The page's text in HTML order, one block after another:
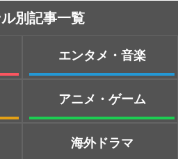
別記事一覧
エンタメ・音楽
アニメ・ゲーム
海外ドラマ